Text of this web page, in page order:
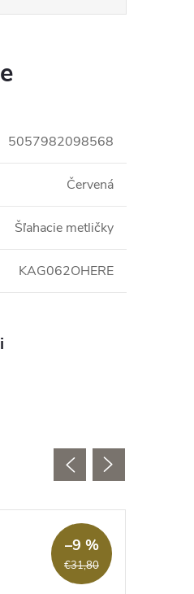
5057982098568
Červená
Šľahacie metličky
KAG062OHERE
€31,80
–9 %